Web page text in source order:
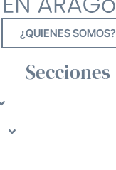
¿QUIENES SOMOS?
Secciones